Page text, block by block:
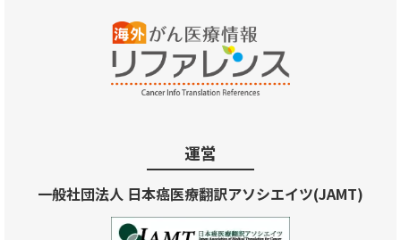
運営
一般社団法人 日本癌医療翻訳アソシエイツ(JAMT)